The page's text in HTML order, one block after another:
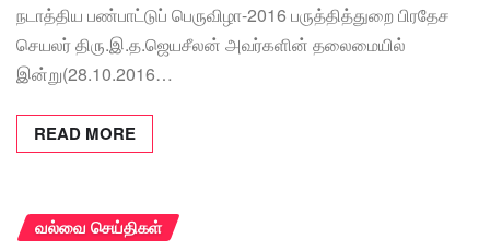
நடாத்திய பண்பாட்டுப் பெருவிழா-2016 பருத்தித்துறை பிரதேச
செயலர் திரு.இ.த.ஜெயசீலன் அவர்களின் தலைமையில்
இன்று(28.10.2016…
READ MORE
வல்வை செய்திகள்